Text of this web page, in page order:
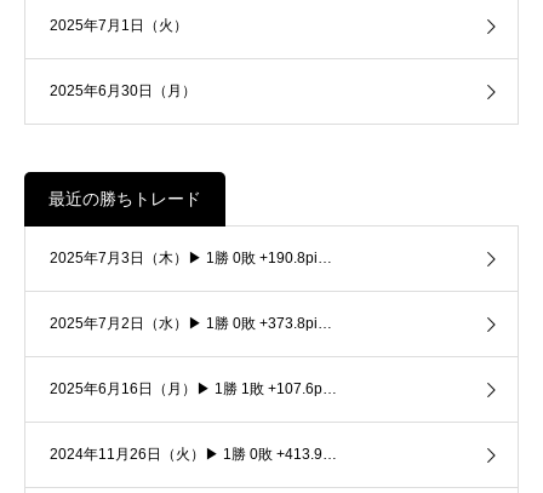
2025年7月1日（火）
2025年6月30日（月）
最近の勝ちトレード
2025年7月3日（木）▶ 1勝 0敗 +190.8pi…
2025年7月2日（水）▶ 1勝 0敗 +373.8pi…
2025年6月16日（月）▶ 1勝 1敗 +107.6p…
2024年11月26日（火）▶ 1勝 0敗 +413.9…